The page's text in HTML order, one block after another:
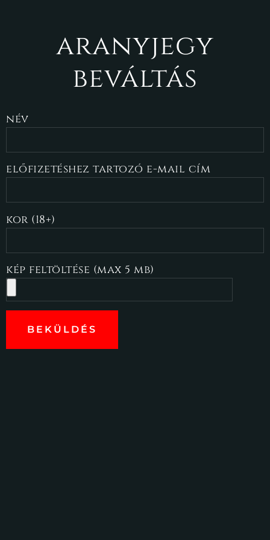
aranyjegy
beváltás
név
előfizetéshez tartozó e-mail cím
kor (18+)
kép feltöltése (max 5 mb)